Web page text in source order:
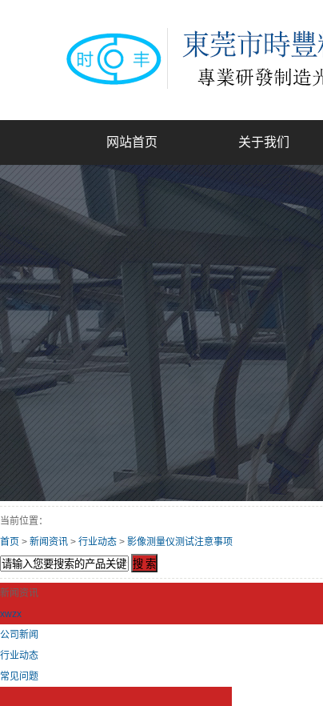
网站首页 关于我们
公司简介
联系我们
当前位置：
首页 > 新闻资讯 > 行业动态 > 影像测量仪测试注意事项
新闻资讯
xwzx
公司新闻
行业动态
常见问题